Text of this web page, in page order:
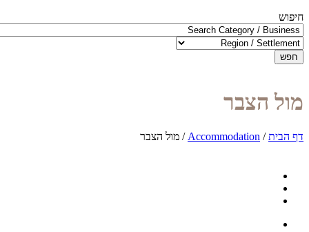
חיפוש
חפש
מול הצבר
דף הבית/
Accommodation
/ מול הצבר